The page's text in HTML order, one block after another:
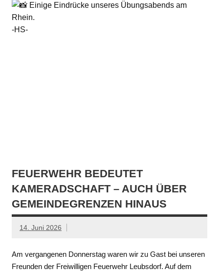
Einige Eindrücke unseres Übungsabends am
Rhein.
-HS-
FEUERWEHR BEDEUTET
KAMERADSCHAFT – AUCH ÜBER
GEMEINDEGRENZEN HINAUS
14. Juni 2026
Am vergangenen Donnerstag waren wir zu Gast bei unseren
Freunden der Freiwilligen Feuerwehr Leubsdorf. Auf dem